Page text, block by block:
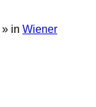
» in Wiener